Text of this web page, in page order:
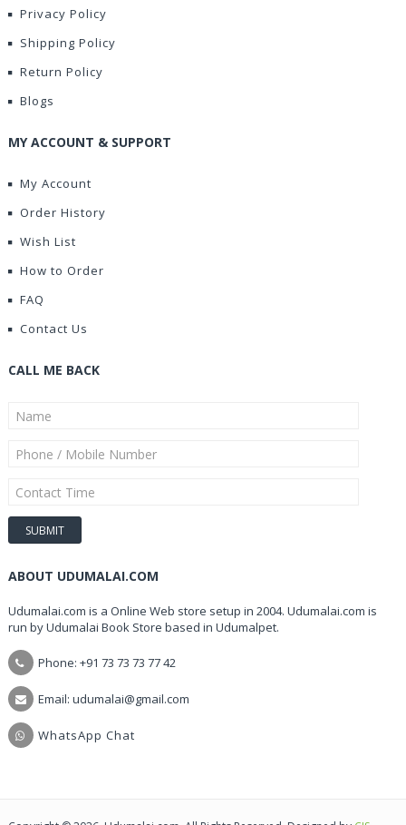
Privacy Policy
Shipping Policy
Return Policy
Blogs
MY ACCOUNT & SUPPORT
My Account
Order History
Wish List
How to Order
FAQ
Contact Us
CALL ME BACK
ABOUT UDUMALAI.COM
Udumalai.com is a Online Web store setup in 2004. Udumalai.com is
run by Udumalai Book Store based in Udumalpet.
Phone: +91 73 73 73 77 42
Email: udumalai@gmail.com
WhatsApp Chat